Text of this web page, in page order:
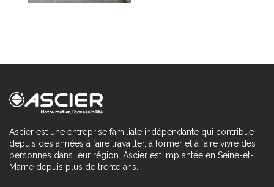
Ascier est une entreprise familiale indépendante qui contribue
depuis des années à faire travailler, à former et à faire vivre des
personnes dans leur région. Ascier est implantée en Seine-et-
Marne depuis plus de trente ans.